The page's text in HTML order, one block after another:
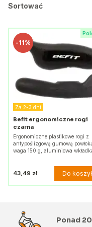
Sortować
-11%
Za 2-3 dni
Befit ergonomiczne rogi
czarna
Ergonomiczne plastikowe rogi z
antypoślizgową gumową
waga 150 g, aluminiowa
43,49 zł Do
Ponad